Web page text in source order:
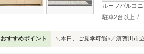
ルーフバルコニ
駐車2台以上
おすすめポイント ＼本日、ご見学可能♪／須賀川